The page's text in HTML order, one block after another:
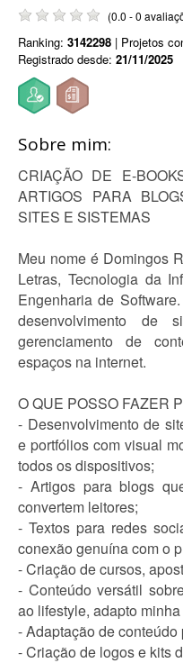
(0.0 - 0
Ranking: 3142298 | Projetos
Registrado desde: 21/11/2025
Sobre mim:
CRIAÇÃO DE E-
ARTIGOS PARA
SITES E SISTEMAS
Meu nome é Domingos
Letras, Tecnologia da
Engenharia de
desenvolvimento de
gerenciamento de
espaços na internet.
O QUE POSSO FAZER
- Desenvolvimento de
e portfólios com visual
todos os dispositivos;
- Artigos para blogs
convertem leitores;
- Textos para redes
conexão genuína com o
- Criação de cursos,
- Conteúdo versátil
ao lifestyle, adapto
- Adaptação de
- Criação de logos e kits